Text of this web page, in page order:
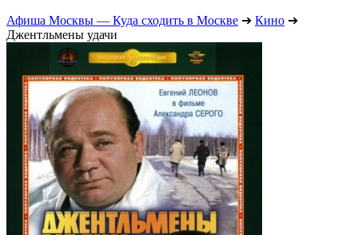
Афиша Москвы — Куда сходить в Москве ➔ Кино ➔
Джентльмены удачи